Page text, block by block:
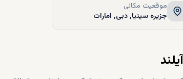
موقعیت مکانی
جزیره سینیا, دبی, امارات